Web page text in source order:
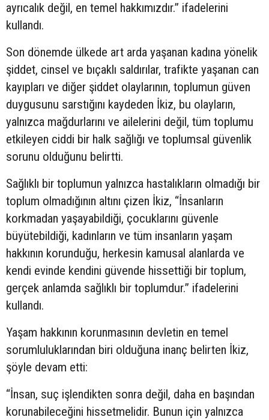
ayrıcalık değil, en temel hakkımızdır.” ifadelerini
kullandı.
Son dönemde ülkede art arda yaşanan kadına yönelik
şiddet, cinsel ve bıçaklı saldırılar, trafikte yaşanan can
kayıpları ve diğer şiddet olaylarının, toplumun güven
duygusunu sarstığını kaydeden İkiz, bu olayların,
yalnızca mağdurlarını ve ailelerini değil, tüm toplumu
etkileyen ciddi bir halk sağlığı ve toplumsal güvenlik
sorunu olduğunu belirtti.
Sağlıklı bir toplumun yalnızca hastalıkların olmadığı bir
toplum olmadığının altını çizen İkiz, “İnsanların
korkmadan yaşayabildiği, çocuklarını güvenle
büyütebildiği, kadınların ve tüm insanların yaşam
hakkının korunduğu, herkesin kamusal alanlarda ve
kendi evinde kendini güvende hissettiği bir toplum,
gerçek anlamda sağlıklı bir toplumdur.” ifadelerini
kullandı.
Yaşam hakkının korunmasının devletin en temel
sorumluluklarından biri olduğuna inanç belirten İkiz,
şöyle devam etti:
“İnsan, suç işlendikten sonra değil, daha en başından
korunabileceğini hissetmelidir. Bunun için yalnızca